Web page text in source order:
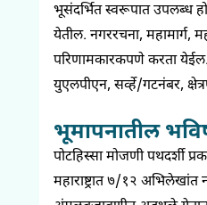
भूसंदर्भित स्वरूपात उपलब्ध
येतील. नगररचना, महामार्ग,
परिणामकारकपणे करता
युएलपीएन, सर्व्हे/गटनंबर,
भूमापनातील
पोटहिस्सा मोजणी पथदर्शी
महाराष्ट्रात ७/१२